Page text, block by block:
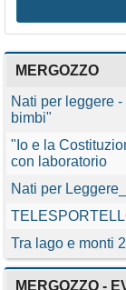
MERGOZZO
Nati per leggere
bimbi"
"Io e la
con laboratorio
Nati per
Tra lago e monti
MERGOZZO -